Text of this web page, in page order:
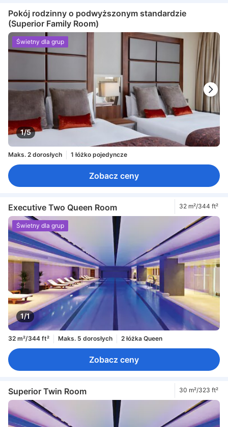
Pokój rodzinny o podwyższonym standardzie
(Superior Family Room)
1/5
Świetny dla grup
Maks. 2 dorosłych 1 łóżko pojedyncze
Zobacz ceny
Executive Two Queen Room 32 m²/344 ft²
1/1
Świetny dla grup
32 m²/344 ft² Maks. 5 dorosłych 2 łóżka Queen
Zobacz ceny
Superior Twin Room 30 m²/323 ft²